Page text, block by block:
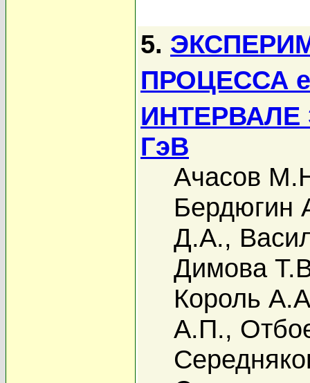
5.
ПРОЦЕССА e
ИНТЕРВАЛЕ
ГэВ
Ачасов
Бердюгин
Д.А.,
Димова
Король
А.П.,